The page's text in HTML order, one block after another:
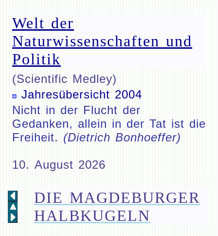
Welt der
Naturwissenschaften und
Politik
(Scientific Medley)
Jahresübersicht 2004
Nicht in der Flucht der
Gedanken, allein in der Tat ist die
Freiheit. (Dietrich Bonhoeffer)
10. August 2026
DIE MAGDEBURGER
HALBKUGELN